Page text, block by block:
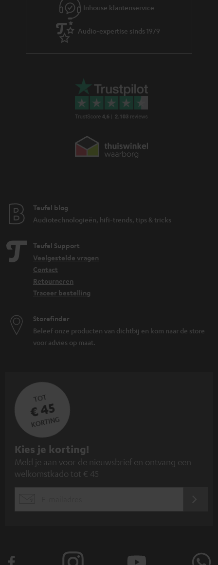
Inhouse klantenservice
Audio-expertise sinds 1979
Teufel blog
Audiotechnologieën, hifi-trends, tips & tricks
Teufel Support
Veelgestelde vragen
Contact
Retourneren
Traceer bestelling
Storefinder
Beleef onze producten van dichtbij en kom naar de store
voor advies op maat.
TOT
€ 45
KORTING
A
a
n
Kies je korting!
Meld je aan voor de nieuwsbrief en ontvang een
welkomstkado tot € 45